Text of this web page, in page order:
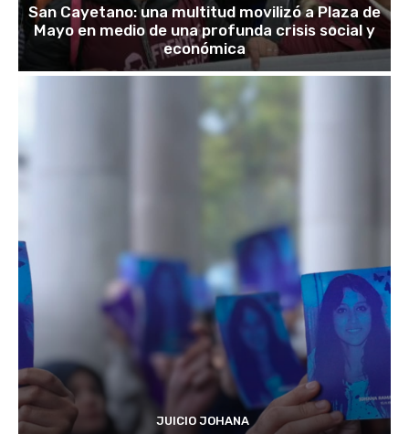
San Cayetano: una multitud movilizó a Plaza de
Mayo en medio de una profunda crisis social y
económica
JUICIO JOHANA